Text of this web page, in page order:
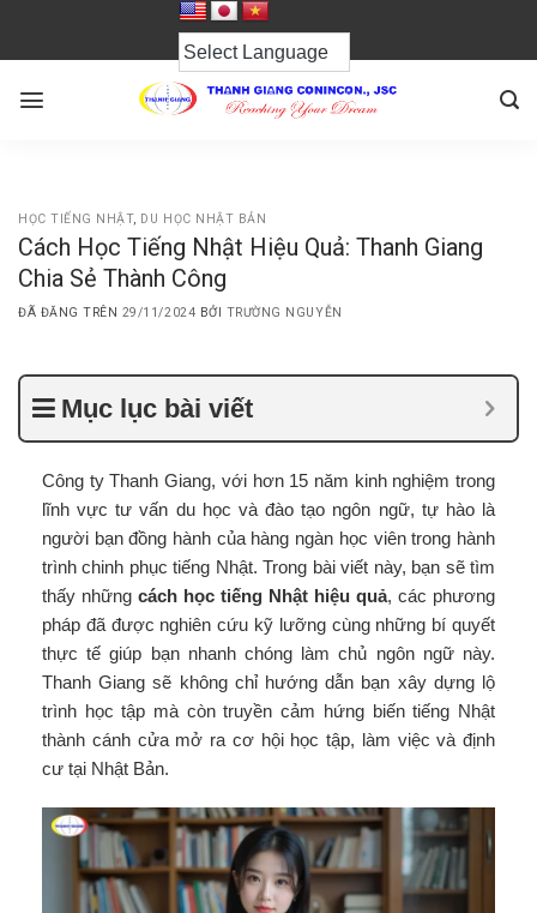
dung
HỌC TIẾNG NHẬT, DU HỌC NHẬT BẢN
Cách Học Tiếng Nhật Hiệu Quả: Thanh Giang
Chia Sẻ Thành Công
ĐÃ ĐĂNG TRÊN 29/11/2024 BỞI TRƯỜNG NGUYỄN
Mục lục bài viết
Công ty Thanh Giang, với hơn 15 năm kinh nghiệm trong
lĩnh vực tư vấn du học và đào tạo ngôn ngữ, tự hào là
người bạn đồng hành của hàng ngàn học viên trong hành
trình chinh phục tiếng Nhật. Trong bài viết này, bạn sẽ tìm
thấy những cách học tiếng Nhật hiệu quả, các phương
pháp đã được nghiên cứu kỹ lưỡng cùng những bí quyết
thực tế giúp bạn nhanh chóng làm chủ ngôn ngữ này.
Thanh Giang sẽ không chỉ hướng dẫn bạn xây dựng lộ
trình học tập mà còn truyền cảm hứng biến tiếng Nhật
thành cánh cửa mở ra cơ hội học tập, làm việc và định
cư tại Nhật Bản.